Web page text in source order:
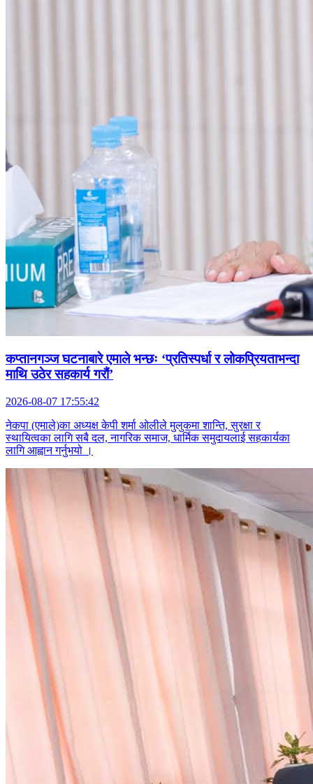
कप्तानगञ्ज घटनाबारे एमाले भन्छः ‘प्रतिस्पर्धा र लोकप्रियताभन्दा
माथि उठेर सहकार्य गरौं’
2026-08-07 17:55:42
नेकपा (एमाले)का अध्यक्ष केपी शर्मा ओलीले मुलुकमा शान्ति, सुरक्षा र
स्थायित्वका लागि सबै दल, नागरिक समाज, धार्मिक समुदायलाई सहकार्यका
लागि आह्वान गर्नुभयो ।